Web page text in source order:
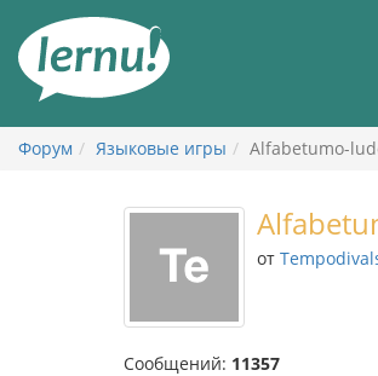
содержанию
Форум Языковые игры Alfabetumo-
от
Сообщений: 11357